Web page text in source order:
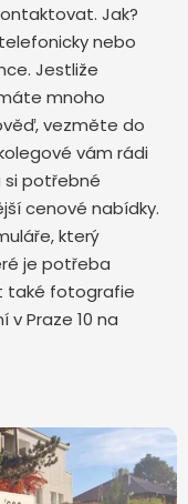
Jak?
nebo
Jestliže
mnoho
vezměte do
vám rádi
si potřebné
cenové nabídky.
který
je potřeba
také fotografie
Praze 10 na